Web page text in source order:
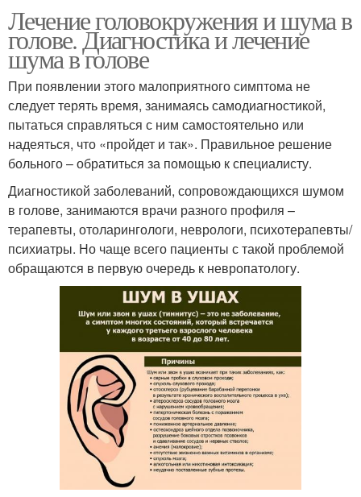
Лечение головокружения и шума в
голове. Диагностика и лечение
шума в голове
При появлении этого малоприятного симптома не
следует терять время, занимаясь самодиагностикой,
пытаться справляться с ним самостоятельно или
надеяться, что «пройдет и так». Правильное решение
больного – обратиться за помощью к специалисту.
Диагностикой заболеваний, сопровождающихся шумом
в голове, занимаются врачи разного профиля –
терапевты, отоларингологи, неврологи, психотерапевты/
психиатры. Но чаще всего пациенты с такой проблемой
обращаются в первую очередь к невропатологу.